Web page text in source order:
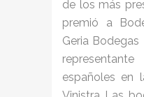
de los más
premió a
Geria
españoles en